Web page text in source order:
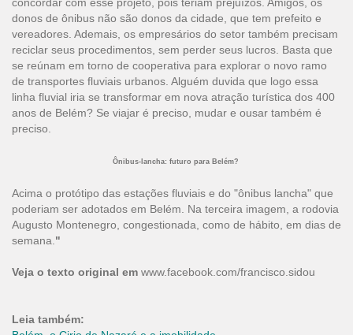
donos de ônibus não são donos da cidade, que tem prefeito e
vereadores. Ademais, os empresários do setor também precisam
reciclar seus procedimentos, sem perder seus lucros. Basta que
se reúnam em torno de cooperativa para explorar o novo ramo
de transportes fluviais urbanos. Alguém duvida que logo essa
linha fluvial iria se transformar em nova atração turística dos 400
anos de Belém? Se viajar é preciso, mudar e ousar também é
preciso.
Ônibus-lancha: futuro para Belém?
Acima o protótipo das estações fluviais e do "ônibus lancha" que
poderiam ser adotados em Belém. Na terceira imagem, a rodovia
Augusto Montenegro, congestionada, como de hábito, em dias de
semana. "
Veja o texto original em www.facebook.com/francisco.sidou
Leia também: